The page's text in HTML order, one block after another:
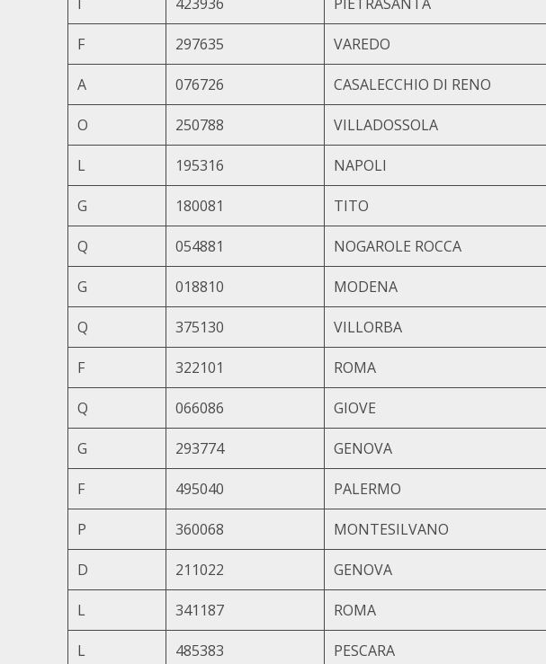
F 297635 VAREDO
A 076726 CASALECCHIO DI RENO
O 250788 VILLADOSSOLA
L 195316 NAPOLI
G 180081 TITO
Q 054881 NOGAROLE ROCCA
G 018810 MODENA
Q 375130 VILLORBA
F 322101 ROMA
Q 066086 GIOVE
G 293774 GENOVA
F 495040 PALERMO
P 360068 MONTESILVANO
D 211022 GENOVA
L 341187 ROMA
L 485383 PESCARA